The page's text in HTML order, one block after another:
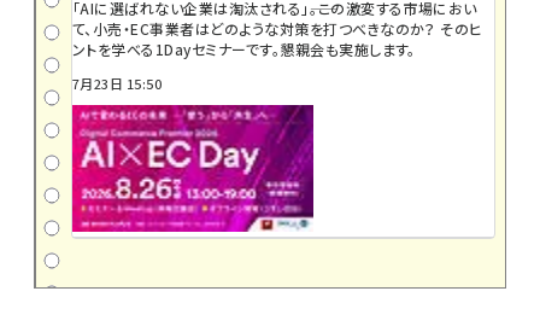
「AIに選ばれない企業は淘汰される」――。この激変する市場におい
て、小売・EC事業者はどのような対策を打つべきなのか？ そのヒ
ントを学べる1Dayセミナーです。懇親会も実施します。
7月23日 15:50